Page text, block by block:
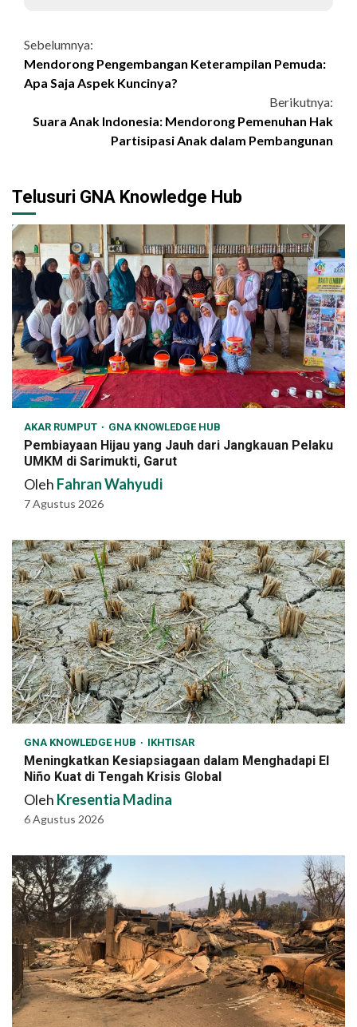
Continue
Reading
Sebelumnya:
Mendorong Pengembangan Keterampilan Pemuda:
Apa Saja Aspek Kuncinya?
Berikutnya:
Suara Anak Indonesia: Mendorong Pemenuhan Hak
Partisipasi Anak dalam Pembangunan
Telusuri GNA Knowledge Hub
AKAR RUMPUT GNA KNOWLEDGE HUB
Pembiayaan Hijau yang Jauh dari Jangkauan Pelaku
UMKM di Sarimukti, Garut
Oleh Fahran Wahyudi
7 Agustus 2026
GNA KNOWLEDGE HUB IKHTISAR
Meningkatkan Kesiapsiagaan dalam Menghadapi El
Niño Kuat di Tengah Krisis Global
Oleh Kresentia Madina
6 Agustus 2026